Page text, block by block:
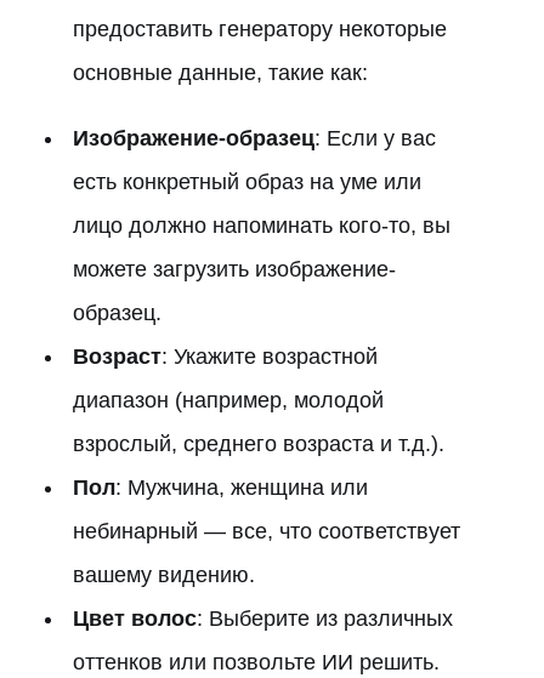
предоставить генератору некоторые
основные данные, такие как:
Изображение-образец: Если у вас
есть конкретный образ на уме или
лицо должно напоминать кого-то, вы
можете загрузить изображение-
образец.
Возраст: Укажите возрастной
диапазон (например, молодой
взрослый, среднего возраста и т.д.).
Пол: Мужчина, женщина или
небинарный — все, что соответствует
вашему видению.
Цвет волос: Выберите из различных
оттенков или позвольте ИИ решить.